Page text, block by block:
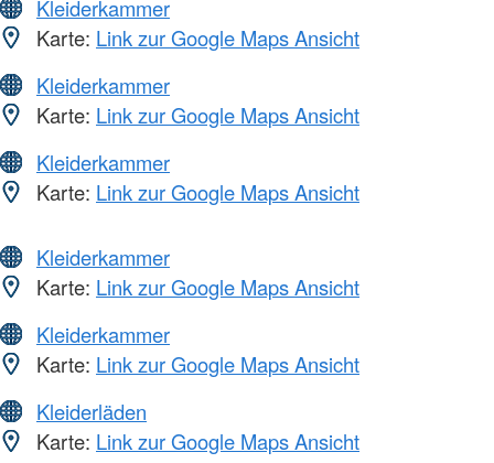
Kleiderkammer
Karte: Link zur Google Maps Ansicht
Kleiderkammer
Karte: Link zur Google Maps Ansicht
Kleiderkammer
Karte: Link zur Google Maps Ansicht
Kleiderkammer
Karte: Link zur Google Maps Ansicht
Kleiderkammer
Karte: Link zur Google Maps Ansicht
Kleiderläden
Karte: Link zur Google Maps Ansicht